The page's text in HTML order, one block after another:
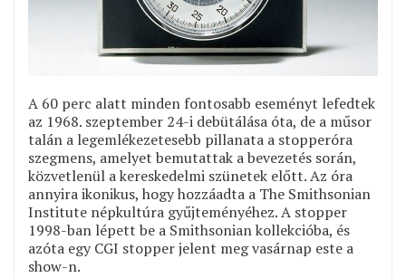
A 60 perc alatt minden fontosabb eseményt lefedtek
az 1968. szeptember 24-i debütálása óta, de a műsor
talán a legemlékezetesebb pillanata a stopperóra
szegmens, amelyet bemutattak a bevezetés során,
közvetlenül a kereskedelmi szünetek előtt. Az óra
annyira ikonikus, hogy hozzáadta a The Smithsonian
Institute népkultúra gyűjteményéhez. A stopper
1998-ban lépett be a Smithsonian kollekcióba, és
azóta egy CGI stopper jelent meg vasárnap este a
show-n.